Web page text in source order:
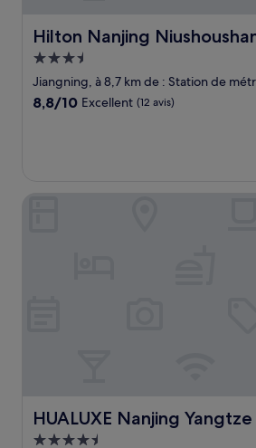
Hilton Nanjing
Hilton Nanjing Niushoushan
Hébergement
3.5 étoiles
Jiangning, à 8,7 km de : Station de
8.8
8,8/10 Excellent (12 avis)
HUALUXE Nanjing
HUALUXE Nanjing Yangtze River
Hébergement